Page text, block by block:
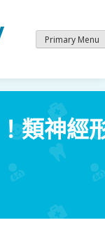
Primary Menu
類神經